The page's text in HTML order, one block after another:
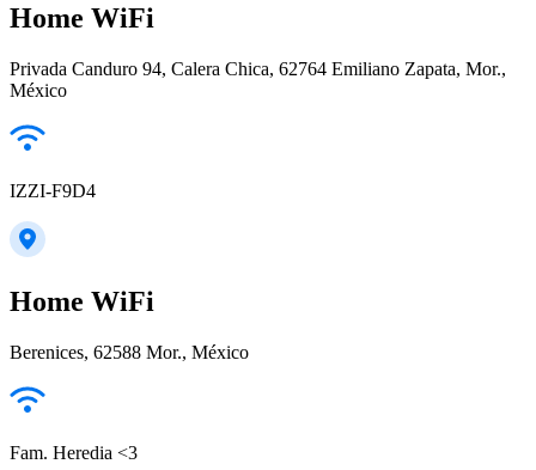
Home WiFi
Privada Canduro 94, Calera Chica, 62764 Emiliano Zapata, Mor.,
México
IZZI-F9D4
Home WiFi
Berenices, 62588 Mor., México
Fam. Heredia <3